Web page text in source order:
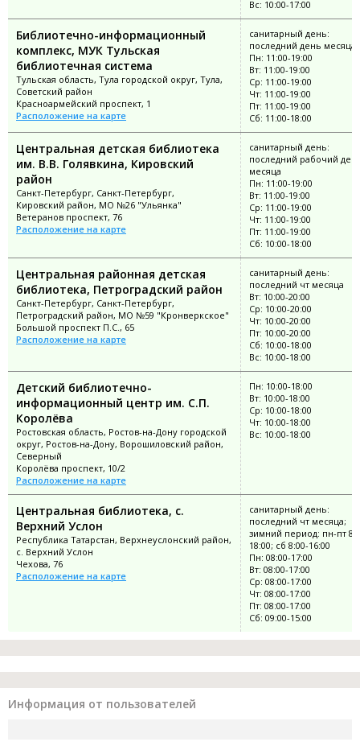
Вс: 10:00-17:00
Библиотечно-информационный
комплекс, МУК Тульская
библиотечная система
Тульская область, Тула городской округ, Тула,
Советский район
Красноармейский проспект, 1
Расположение на карте
санитарный день:
последний день месяца
Пн: 11:00-19:00
Вт: 11:00-19:00
Ср: 11:00-19:00
Чт: 11:00-19:00
Пт: 11:00-19:00
Сб: 11:00-18:00
Центральная детская библиотека
им. В.В. Голявкина, Кировский
район
Санкт-Петербург, Санкт-Петербург,
Кировский район, МО №26 "Ульянка"
Ветеранов проспект, 76
Расположение на карте
санитарный день:
последний рабочий
месяца
Пн: 11:00-19:00
Вт: 11:00-19:00
Ср: 11:00-19:00
Чт: 11:00-19:00
Пт: 11:00-19:00
Сб: 10:00-18:00
Центральная районная детская
библиотека, Петроградский район
Санкт-Петербург, Санкт-Петербург,
Петроградский район, МО №59 "Кронверкское"
Большой проспект П.С., 65
Расположение на карте
санитарный день:
последний чт месяца
Вт: 10:00-20:00
Ср: 10:00-20:00
Чт: 10:00-20:00
Пт: 10:00-20:00
Сб: 10:00-18:00
Вс: 10:00-18:00
Детский библиотечно-
информационный центр им. С.П.
Королёва
Ростовская область, Ростов-на-Дону городской
округ, Ростов-на-Дону, Ворошиловский район,
Северный
Королёва проспект, 10/2
Расположение на карте
Пн: 10:00-18:00
Вт: 10:00-18:00
Ср: 10:00-18:00
Чт: 10:00-18:00
Вс: 10:00-18:00
Центральная библиотека, с.
Верхний Услон
Республика Татарстан, Верхнеуслонский район,
с. Верхний Услон
Чехова, 76
Расположение на карте
санитарный день:
последний чт месяца;
зимний период: пн-пт
18:00; сб 8:00-16:00
Пн: 08:00-17:00
Вт: 08:00-17:00
Ср: 08:00-17:00
Чт: 08:00-17:00
Пт: 08:00-17:00
Сб: 09:00-15:00
Информация от пользователей